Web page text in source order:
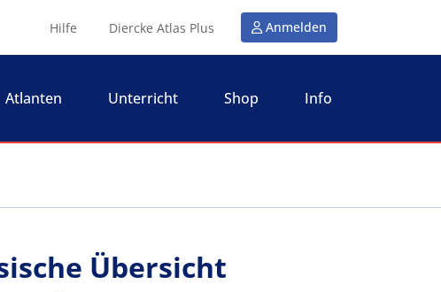
Hilfe Diercke Atlas Plus Anmelden
Atlanten Unterricht Shop Info
Übersicht